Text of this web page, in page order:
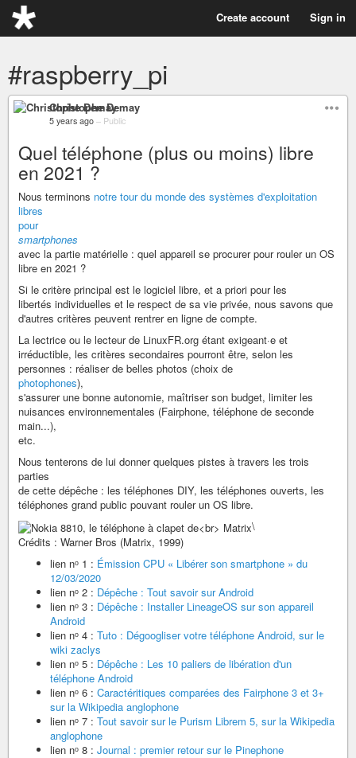
Create account Sign in
#raspberry_pi
Christophe Demay
5 years ago – Public
Quel téléphone (plus ou moins) libre
en 2021 ?
Nous terminons notre tour du monde des systèmes d'exploitation
libres
pour
smartphones
avec la partie matérielle : quel appareil se procurer pour rouler un OS
libre en 2021 ?
Si le critère principal est le logiciel libre, et a priori pour les
libertés individuelles et le respect de sa vie privée, nous savons que
d'autres critères peuvent rentrer en ligne de compte.
La lectrice ou le lecteur de LinuxFR.org étant exigeant·e et
irréductible, les critères secondaires pourront être, selon les
personnes : réaliser de belles photos (choix de
photophones),
s'assurer une bonne autonomie, maîtriser son budget, limiter les
nuisances environnementales (Fairphone, téléphone de seconde
main...),
etc.
Nous tenterons de lui donner quelques pistes à travers les trois
parties
de cette dépêche : les téléphones DIY, les téléphones ouverts, les
téléphones grand public pouvant rouler un OS libre.
\
Crédits : Warner Bros (Matrix, 1999)
lien nᵒ 1 : Émission CPU « Libérer son smartphone » du
12/03/2020
lien nᵒ 2 : Dépêche : Tout savoir sur Android
lien nᵒ 3 : Dépêche : Installer LineageOS sur son appareil
Android
lien nᵒ 4 : Tuto : Dégoogliser votre téléphone Android, sur le
wiki zaclys
lien nᵒ 5 : Dépêche : Les 10 paliers de libération d'un
téléphone Android
lien nᵒ 6 : Caractéritiques comparées des Fairphone 3 et 3+
sur la Wikipedia anglophone
lien nᵒ 7 : Tout savoir sur le Purism Librem 5, sur la Wikipedia
anglophone
lien nᵒ 8 : Journal : premier retour sur le Pinephone